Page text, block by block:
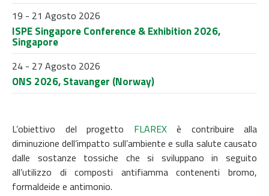
19 - 21 Agosto 2026
ISPE Singapore Conference & Exhibition 2026,
Singapore
24 - 27 Agosto 2026
ONS 2026, Stavanger (Norway)
L’obiettivo del progetto FLAREXè contribuire alla
diminuzione dell’impatto sull’ambiente e sulla salute causato
dalle sostanze tossiche che si sviluppano in seguito
all’utilizzo di composti antifiamma contenenti bromo,
formaldeide e antimonio.